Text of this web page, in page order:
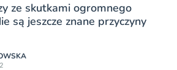
ze skutkami ogromnego
są jeszcze znane przyczyny